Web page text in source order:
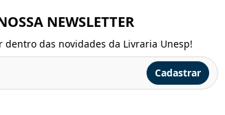
NEWSLETTER
dentro das novidades da Livraria Unesp!
Cadastrar